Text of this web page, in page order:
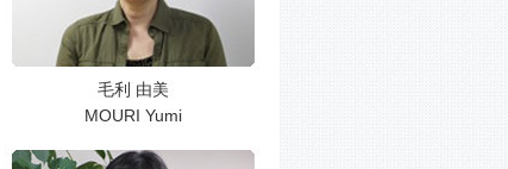
毛利 由美
MOURI Yumi